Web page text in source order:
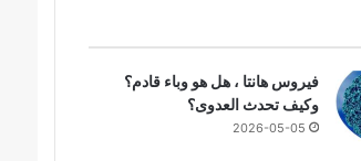
فيروس هانتا ، هل هو وباء قادم؟
وكيف تحدث العدوى؟
2026-05-05